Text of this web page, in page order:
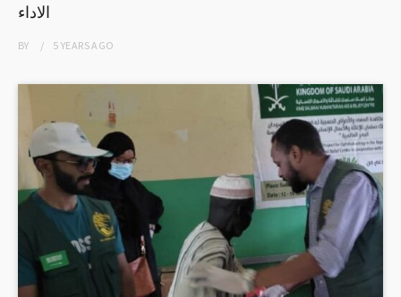
الاداء
BY 5 YEARSAGO